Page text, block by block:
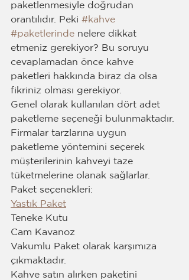
paketlenmesiyle doğrudan
orantılıdır. Peki #kahve
#paketlerinde nelere dikkat
etmeniz gerekiyor? Bu soruyu
cevaplamadan önce kahve
paketleri hakkında biraz da olsa
fikriniz olması gerekiyor.
Genel olarak kullanılan dört adet
paketleme seçeneği bulunmaktadır.
Firmalar tarzlarına uygun
paketleme yöntemini seçerek
müşterilerinin kahveyi taze
tüketmelerine olanak sağlarlar.
Paket seçenekleri:
Yastık Paket
Teneke Kutu
Cam Kavanoz
Vakumlu Paket olarak karşımıza
çıkmaktadır.
Kahve satın alırken paketini